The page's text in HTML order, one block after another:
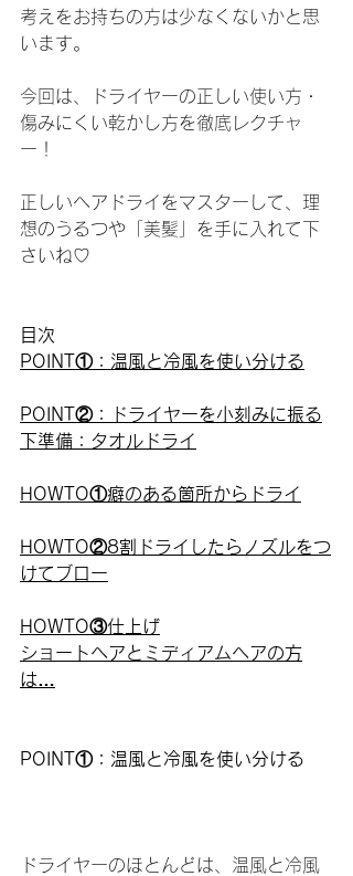
考えをお持ちの方は少なくないかと思
います。
今回は、ドライヤーの正しい使い方・
傷みにくい乾かし方を徹底レクチャ
ー！
正しいヘアドライをマスターして、理
想のうるつや「美髪」を手に入れて下
さいね♡
目次
POINT①：温風と冷風を使い分ける
POINT②：ドライヤーを小刻みに振る
下準備：タオルドライ
HOWTO①癖のある箇所からドライ
HOWTO②8割ドライしたらノズルをつ
けてブロー
HOWTO③仕上げ
ショートヘアとミディアムヘアの方
は…
POINT①：温風と冷風を使い分ける
ドライヤーのほとんどは、温風と冷風